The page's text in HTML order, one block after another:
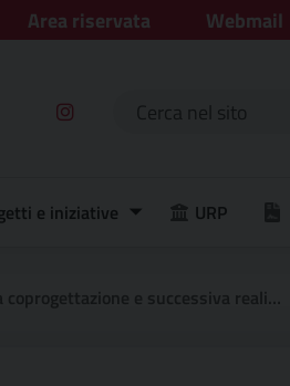
Area riservata Webmail
Ricerca per:
e iniziative URP